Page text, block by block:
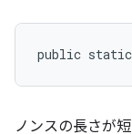
public
ノンスの長さが